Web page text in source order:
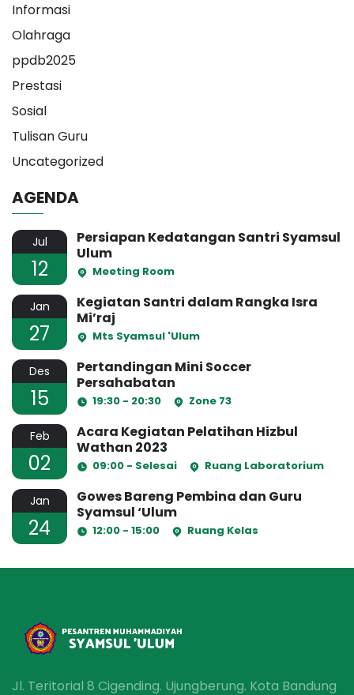
Informasi
Olahraga
ppdb2025
Prestasi
Sosial
Tulisan Guru
Uncategorized
AGENDA
Jul
12
Persiapan Kedatangan Santri Syamsul
Ulum
Meeting Room
Jan
27
Kegiatan Santri dalam Rangka Isra
Mi’raj
Mts Syamsul 'Ulum
Des
15
Pertandingan Mini Soccer
Persahabatan
19:30 - 20:30 Zone 73
Feb
02
Acara Kegiatan Pelatihan Hizbul
Wathan 2023
09:00 - Selesai Ruang Laboratorium
Jan
24
Gowes Bareng Pembina dan Guru
Syamsul ‘Ulum
12:00 - 15:00 Ruang Kelas
Jl. Teritorial 8 Cigending. Ujungberung. Kota Bandung